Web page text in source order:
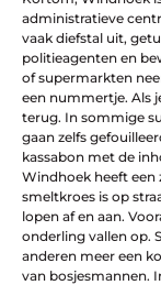
administratieve
vaak diefstal uit,
politieagenten en
of supermarkten
een nummertje. Als
terug. In sommige
gaan zelfs
kassabon met de
Windhoek heeft een
smeltkroes is op
lopen af en aan.
onderling vallen op.
anderen meer een
van bosjesmannen.